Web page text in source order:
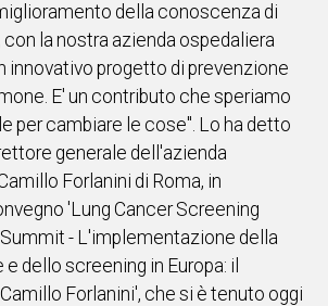
della conoscenza di
la nostra azienda ospedaliera
innovativo progetto di prevenzione
E' un contributo che speriamo
per cambiare le cose". Lo ha detto
generale dell'azienda
Forlanini di Roma, in
'Lung Cancer Screening
Summit - L'implementazione della
dello screening in Europa: il
Forlanini', che si è tenuto oggi